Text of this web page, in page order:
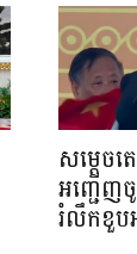
សម្តេច
អញ្ជើញ
រំលឹកខួប